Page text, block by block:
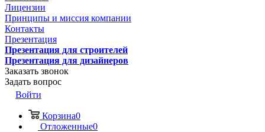
Лицензии
Принципы и миссия компании
Контакты
Презентация
Презентация для строителей
Презентация для дизайнеров
Заказать звонок
Задать вопрос
Войти
Корзина0
Отложенные0